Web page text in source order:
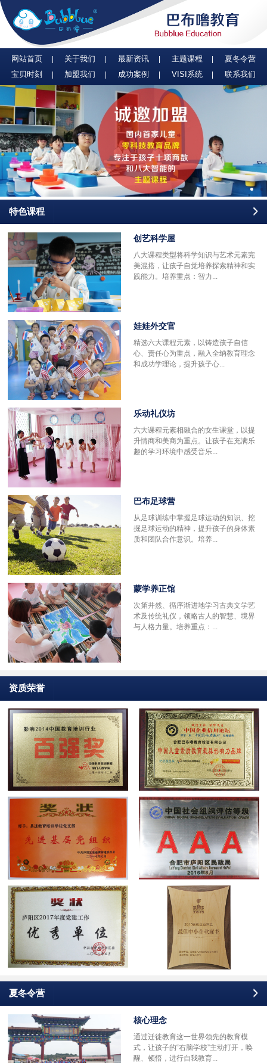
网站首页 关于我们 最新资讯 主题课程
夏冬令营
宝贝时刻
加盟我们 成功案例 VISI系统 联系我们
特色课程
创艺科学屋
八大课程类型将科学知识与艺术元素完
美混搭，让孩子自觉培养探索精神和实
践能力。培养重点：智力...
娃娃外交官
精选六大课程元素，以铸造孩子自信
心、责任心为重点，融入全纳教育理念
和成功学理论，提升孩子心...
乐动礼仪坊
六大课程元素相融合的女生课堂，以提
升情商和美商为重点。让孩子在充满乐
趣的学习环境中感受音乐...
巴布足球营
从足球训练中掌握足球运动的知识、挖
掘足球运动的精神，提升孩子的身体素
质和团队合作意识。培养...
蒙学养正馆
次第井然、循序渐进地学习古典文学艺
术及传统礼仪，领略古人的智慧、境界
与人格力量。培养重点：...
资质荣誉
夏冬令营
核心理念
通过迁徙教育这一世界领先的教育模
式，让孩子的“右脑学校”主动打开，唤
醒、顿悟，进行自我教育...